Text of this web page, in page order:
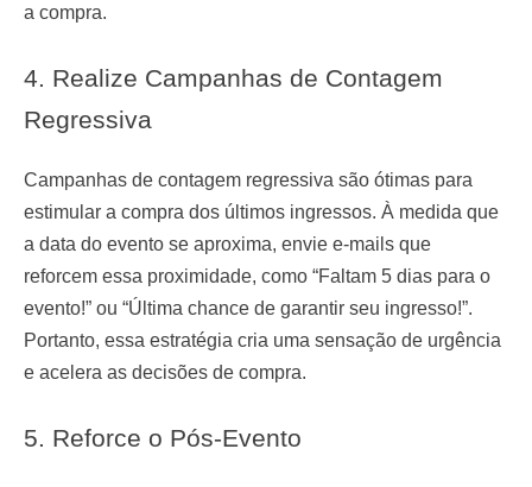
a compra.
4. Realize Campanhas de Contagem
Regressiva
Campanhas de contagem regressiva são ótimas para
estimular a compra dos últimos ingressos. À medida que
a data do evento se aproxima, envie e-mails que
reforcem essa proximidade, como “Faltam 5 dias para o
evento!” ou “Última chance de garantir seu ingresso!”.
Portanto, essa estratégia cria uma sensação de urgência
e acelera as decisões de compra.
5. Reforce o Pós-Evento